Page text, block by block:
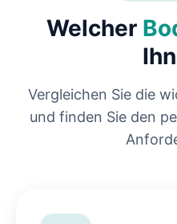
Welcher
Vergleichen Sie die
und finden Sie den